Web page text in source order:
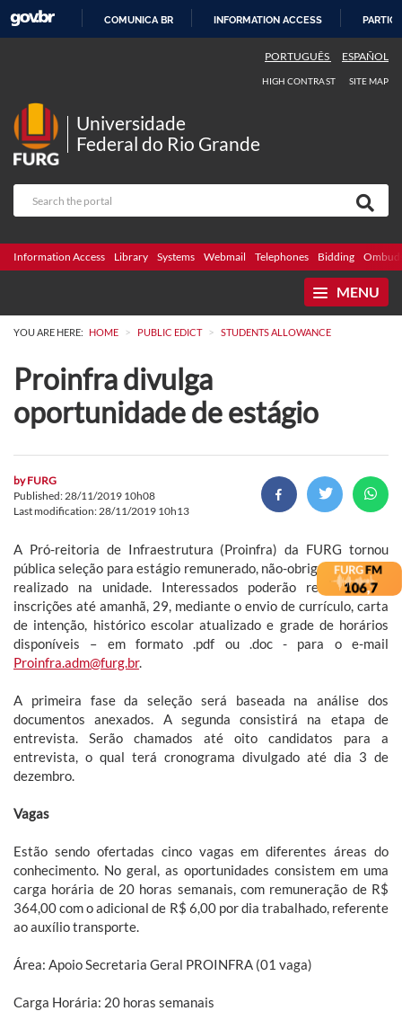
COMUNICA BR INFORMATION ACCESS
PORTUGUÊS ESPAÑOL
HIGH CONTRAST SITE MAP
Universidade
Federal do Rio Grande
Information Access Library Systems Webmail Telephones Bidding
MENU
YOU ARE HERE: HOME > PUBLIC EDICT > STUDENTS ALLOWANCE
Proinfra divulga
oportunidade de estágio
byFURG
Published: 28/11/2019 10h08
Last modification: 28/11/2019 10h13
A Pró-reitoria de Infraestrutura (Proinfra) da FURG tornou
pública seleção para estágio remunerado, não-obrigatório, a ser
realizado na unidade. Interessados poderão realizar suas
inscrições até amanhã, 29, mediante o envio de currículo, carta
de intenção, histórico escolar atualizado e grade de horários
disponíveis – em formato .pdf ou .doc - para o e-mail
Proinfra.adm@furg.br.
A primeira fase da seleção será baseada na análise dos
documentos anexados. A segunda consistirá na etapa de
entrevista. Serão chamados até oito candidatos para a
entrevista, o qual terá cronograma divulgado até dia 3 de
dezembro.
Vagas
Estão sendo ofertadas cinco vagas em diferentes áreas do
conhecimento. No geral, as oportunidades consistem em uma
carga horária de 20 horas semanais, com remuneração de R$
364,00 com o adicional de R$ 6,00 por dia trabalhado, referente
ao auxílio transporte.
Área: Apoio Secretaria Geral PROINFRA (01 vaga)
Carga Horária: 20 horas semanais